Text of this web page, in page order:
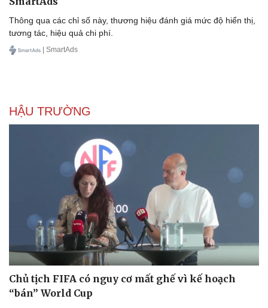
Sức khỏe
Dinh dưỡng - món ngon
Cây thuốc
Sản phụ khoa
Phòng mạch online
Ăn sạch sống khỏe
Đời sống
Thông qua các chỉ số này, thương hiệu đánh giá mức độ hiển thị,
tương tác, hiệu quả chi phí.
| SmartAds
HẬU TRƯỜNG
Chủ tịch FIFA có nguy cơ mất ghế vì kế hoạch
“bán” World Cup